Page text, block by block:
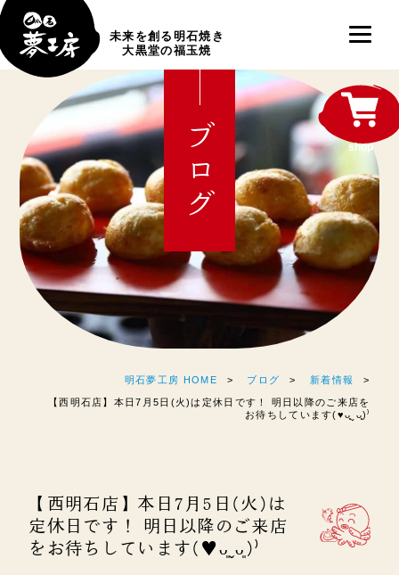
未来を創る明石焼き
大黒堂の福玉焼
ブログ
明石夢工房 HOME ブログ 新着情報
【西明石店】本日7月5日(火)は定休日です！ 明日以降のご来店を
お待ちしています(♥︎︎ᴗ͈ˬᴗ͈)⁾
【西明石店】本日7月5日(火)は
定休日です！ 明日以降のご来店
をお待ちしています(♥︎︎ᴗ͈ˬᴗ͈)⁾
shop